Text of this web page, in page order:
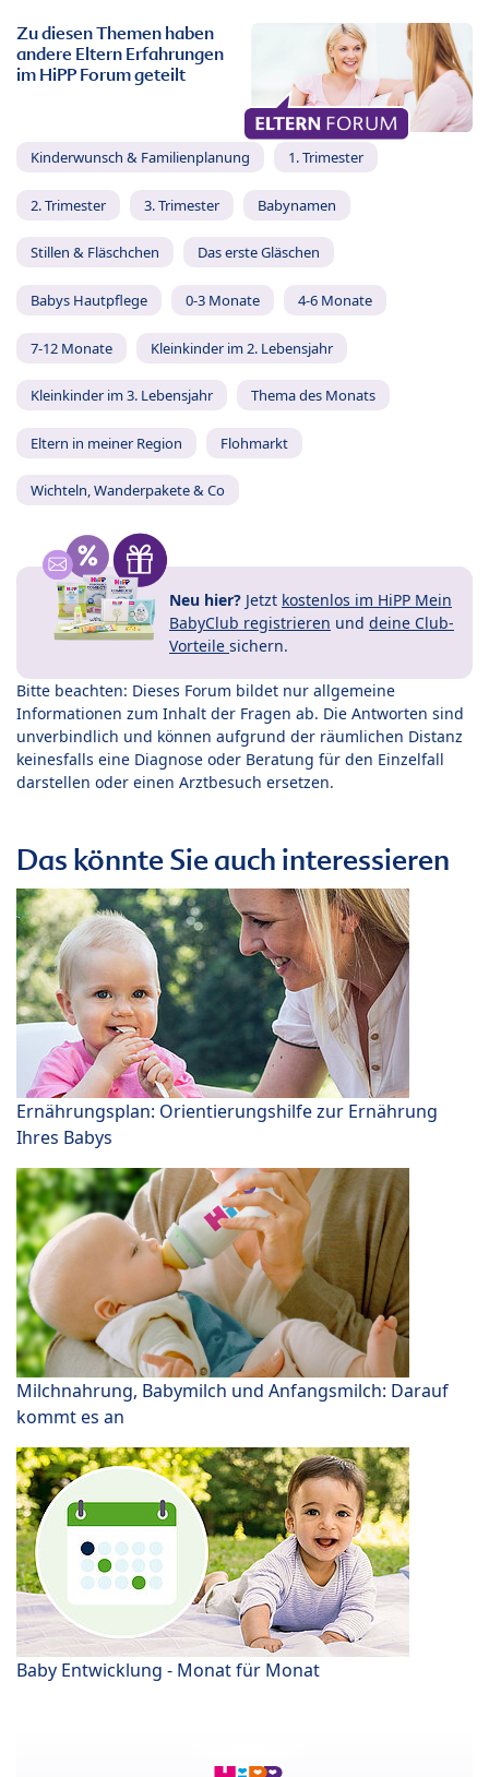
Zu diesen Themen haben
andere Eltern Erfahrungen
im HiPP Forum geteilt
Kinderwunsch & Familienplanung 1. Trimester
2. Trimester 3. Trimester Babynamen
Stillen & Fläschchen Das erste Gläschen
Babys Hautpflege 0-3 Monate 4-6 Monate
7-12 Monate Kleinkinder im 2. Lebensjahr
Kleinkinder im 3. Lebensjahr Thema des Monats
Eltern in meiner Region Flohmarkt
Wichteln, Wanderpakete & Co
Neu hier? Jetzt kostenlos im HiPP Mein
BabyClub registrieren und deine Club-
Vorteile sichern.
Bitte beachten: Dieses Forum bildet nur allgemeine
Informationen zum Inhalt der Fragen ab. Die Antworten sind
unverbindlich und können aufgrund der räumlichen Distanz
keinesfalls eine Diagnose oder Beratung für den Einzelfall
darstellen oder einen Arztbesuch ersetzen.
Das könnte Sie auch interessieren
Ernährungsplan: Orientierungshilfe zur Ernährung
Ihres Babys
Milchnahrung, Babymilch und Anfangsmilch: Darauf
kommt es an
Baby Entwicklung - Monat für Monat